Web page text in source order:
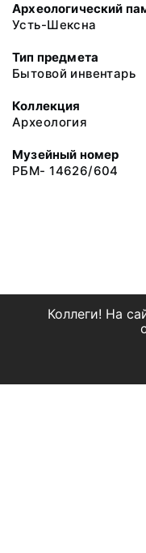
Археологический
Усть-Шексна
Тип предмета
Бытовой инвентарь
Коллекция
Археология
Музейный номер
РБМ- 14626/604
Коллеги! На